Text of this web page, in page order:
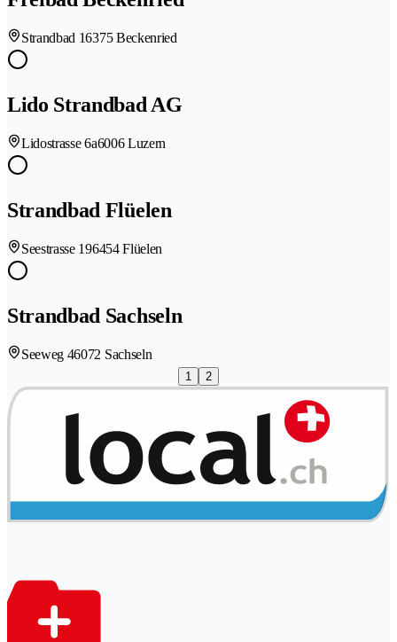
Strandbad 16375 Beckenried
Lido Strandbad AG
Lidostrasse 6a6006 Luzern
Strandbad Flüelen
Seestrasse 196454 Flüelen
Strandbad Sachseln
Seeweg 46072 Sachseln
1 2